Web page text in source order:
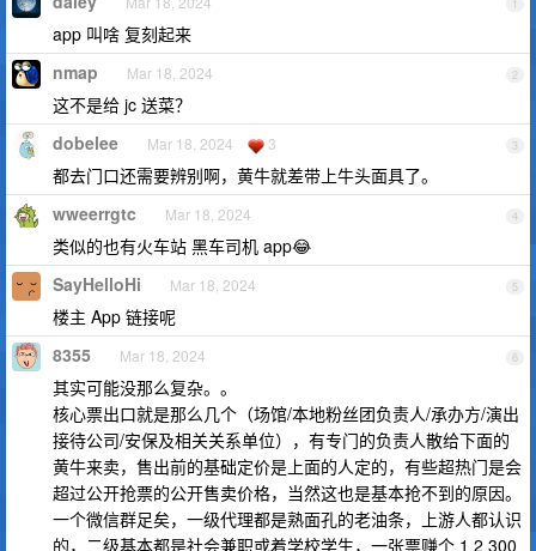
1
app 叫啥 复刻起来
2
nmap Mar 18, 2024
这不是给 jc 送菜？
3
dobelee Mar 18, 2024 3
都去门口还需要辨别啊，黄牛就差带上牛头面具了。
4
wweerrgtc Mar 18, 2024
类似的也有火车站 黑车司机 app😂
5
SayHelloHi Mar 18, 2024
楼主 App 链接呢
6
8355 Mar 18, 2024
其实可能没那么复杂。。
核心票出口就是那么几个（场馆/本地粉丝团负责人/承办方/演出
接待公司/安保及相关关系单位），有专门的负责人散给下面的
黄牛来卖，售出前的基础定价是上面的人定的，有些超热门是会
超过公开抢票的公开售卖价格，当然这也是基本抢不到的原因。
一个微信群足矣，一级代理都是熟面孔的老油条，上游人都认识
的，二级基本都是社会兼职或着学校学生，一张票赚个 1 2 300